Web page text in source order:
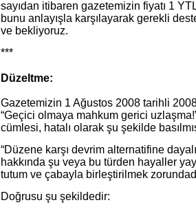
sayıdan itibaren gazetemizin fiyatı 1 YTL
bunu anlayışla karşılayarak gerekli
ve bekliyoruz.
***
Düzeltme:
Gazetemizin 1 Ağustos 2008 tarihli
“Geçici olmaya mahkum gerici
cümlesi, hatalı olarak şu şekilde
“Düzene karşı devrim alternatifine
hakkında şu veya bu türden hayaller
tutum ve çabayla birleştirilmek
Doğrusu şu şekildedir: